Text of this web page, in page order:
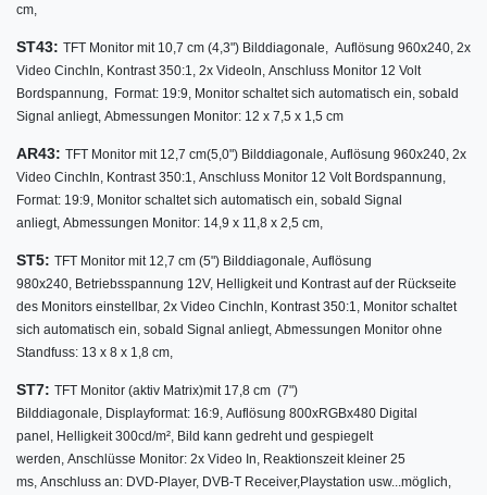
cm,
ST43: TFT Monitor mit 10,7 cm (4,3") Bilddiagonale, Auflösung 960x240, 2x
Video CinchIn, Kontrast 350:1, 2x VideoIn, Anschluss Monitor 12 Volt
Bordspannung, Format: 19:9, Monitor schaltet sich automatisch ein, sobald
Signal anliegt, Abmessungen Monitor: 12 x 7,5 x 1,5 cm
AR43: TFT Monitor mit 12,7 cm(5,0") Bilddiagonale, Auflösung 960x240, 2x
Video CinchIn, Kontrast 350:1, Anschluss Monitor 12 Volt Bordspannung,
Format: 19:9, Monitor schaltet sich automatisch ein, sobald Signal
anliegt, Abmessungen Monitor: 14,9 x 11,8 x 2,5 cm,
ST5: TFT Monitor mit 12,7 cm (5") Bilddiagonale, Auflösung
980x240, Betriebsspannung 12V, Helligkeit und Kontrast auf der Rückseite
des Monitors einstellbar, 2x Video CinchIn, Kontrast 350:1, Monitor schaltet
sich automatisch ein, sobald Signal anliegt, Abmessungen Monitor ohne
Standfuss: 13 x 8 x 1,8 cm,
ST7: TFT Monitor (aktiv Matrix)mit 17,8 cm (7")
Bilddiagonale, Displayformat: 16:9, Auflösung 800xRGBx480 Digital
panel, Helligkeit 300cd/m², Bild kann gedreht und gespiegelt
werden, Anschlüsse Monitor: 2x Video In, Reaktionszeit kleiner 25
ms, Anschluss an: DVD-Player, DVB-T Receiver,Playstation usw...möglich,